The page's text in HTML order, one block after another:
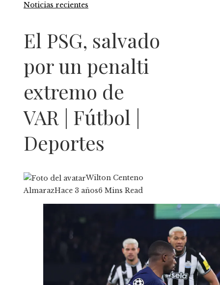
Noticias recientes
El PSG, salvado
por un penalti
extremo de
VAR | Fútbol |
Deportes
Wilton Centeno
AlmarazHace 3 años6 Mins Read